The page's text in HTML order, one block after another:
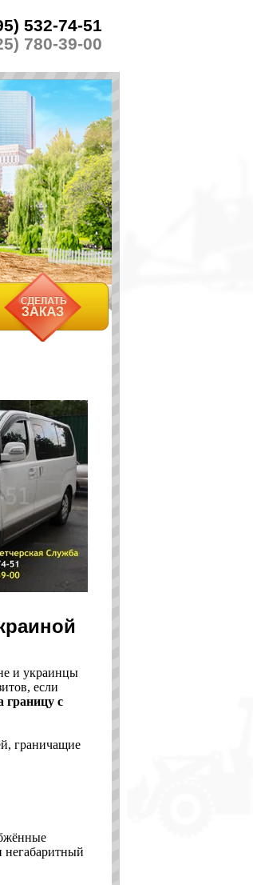
532-74-51
780-39-00
и украинцы
если
границу с
граничащие